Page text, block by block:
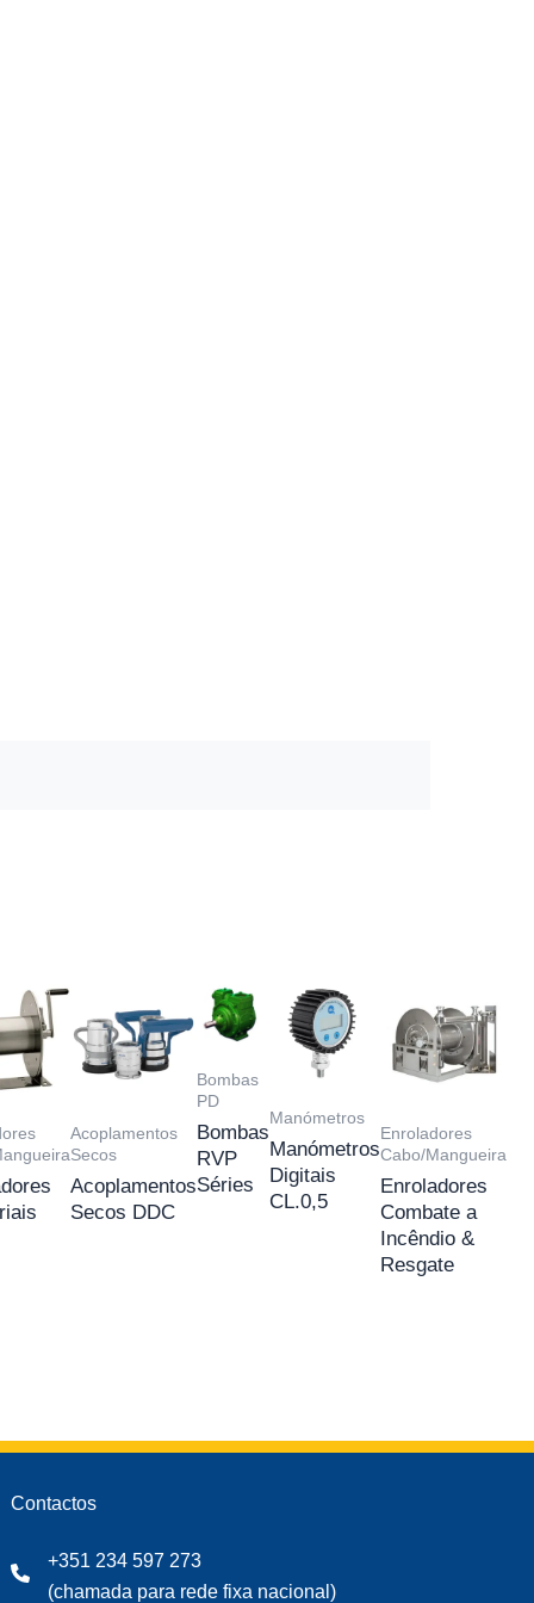
Acoplamentos
Secos
Acoplamentos
Secos DDC
Bombas
PD
Bombas
RVP
Séries
Manómetros
Manómetros
Digitais
CL.0,5
Enroladores
Cabo/Mangueira
Enroladores
Combate a
Incêndio &
Resgate
Contactos
+351 234 597 273
(chamada para rede fixa nacional)